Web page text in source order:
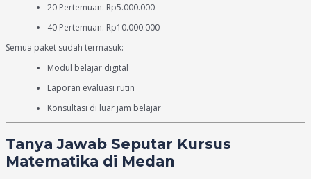
20 Pertemuan: Rp5.000.000
40 Pertemuan: Rp10.000.000
Semua paket sudah termasuk:
Modul belajar digital
Laporan evaluasi rutin
Konsultasi di luar jam belajar
Tanya Jawab Seputar Kursus
Matematika di Medan